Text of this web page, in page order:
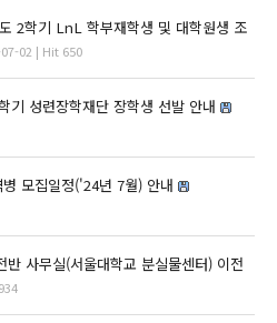
2학기 LnL 학부재학생 및 대학원생 조
02 | Hit 650
기 성련장학재단 장학생 선발 안내
모집일정('24년 7월) 안내
반 사무실(서울대학교 분실물센터) 이전